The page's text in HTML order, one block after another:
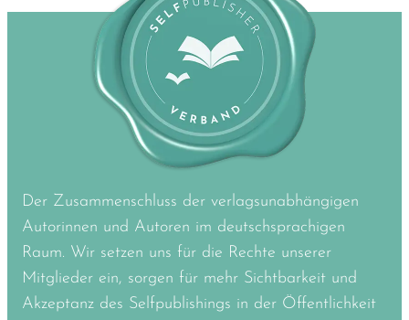
Der Zusammenschluss der verlagsunabhängigen
Autorinnen und Autoren im deutschsprachigen
Raum. Wir setzen uns für die Rechte unserer
Mitglieder ein, sorgen für mehr Sichtbarkeit und
Akzeptanz des Selfpublishings in der Öffentlichkeit